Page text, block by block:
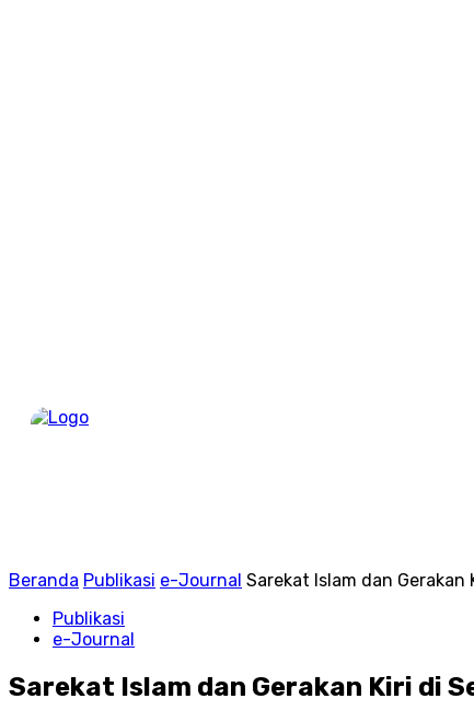
Beranda Publikasi e-Journal Sarekat Islam dan Gerakan
Publikasi
e-Journal
Sarekat Islam dan Gerakan Kiri di